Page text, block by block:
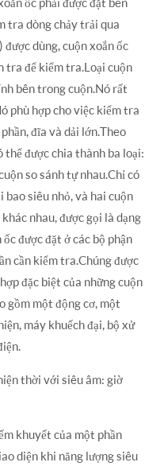
tra dòng chảy trải qua
được dùng, cuộn xoắn ốc
tra để kiểm tra.Loại cuộn
bên trong cuộn.Nó rất
phù hợp cho việc kiểm tra
đĩa và dải lớn.Theo
thể được chia thành ba loại:
so sánh tự nhau.Chỉ có
bao siêu nhỏ, và hai cuộn
nhau, được gọi là dạng
được đặt ở các bộ phận
cần kiểm tra.Chúng được
đặc biệt của những cuộn
gồm một động cơ, một
máy khuếch đại, bộ xử
thời với siêu âm: giờ
khuyết của một phần
diện khi năng lượng siêu